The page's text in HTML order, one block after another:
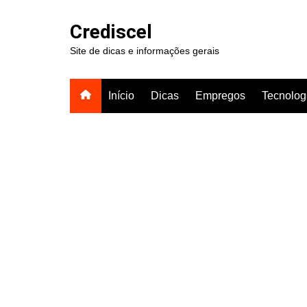
Crediscel
Site de dicas e informações gerais
Início Dicas Empregos